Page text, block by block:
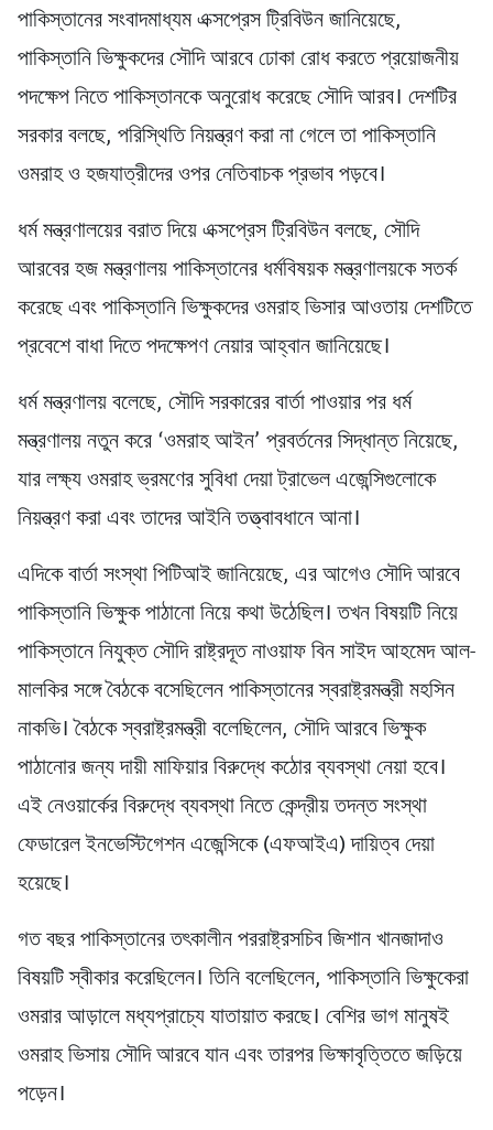
পাকিস্তানের সংবাদমাধ্যম এক্সপ্রেস ট্রিবিউন জানিয়েছে,
পাকিস্তানি ভিক্ষুকদের সৌদি আরবে ঢোকা রোধ করতে প্রয়োজনীয়
পদক্ষেপ নিতে পাকিস্তানকে অনুরোধ করেছে সৌদি আরব। দেশটির
সরকার বলছে, পরিস্থিতি নিয়ন্ত্রণ করা না গেলে তা পাকিস্তানি
ওমরাহ ও হজযাত্রীদের ওপর নেতিবাচক প্রভাব পড়বে।
ধর্ম মন্ত্রণালয়ের বরাত দিয়ে এক্সপ্রেস ট্রিবিউন বলছে, সৌদি
আরবের হজ মন্ত্রণালয় পাকিস্তানের ধর্মবিষয়ক মন্ত্রণালয়কে সতর্ক
করেছে এবং পাকিস্তানি ভিক্ষুকদের ওমরাহ ভিসার আওতায় দেশটিতে
প্রবেশে বাধা দিতে পদক্ষেপণ নেয়ার আহ্বান জানিয়েছে।
ধর্ম মন্ত্রণালয় বলেছে, সৌদি সরকারের বার্তা পাওয়ার পর ধর্ম
মন্ত্রণালয় নতুন করে ‘ওমরাহ আইন’ প্রবর্তনের সিদ্ধান্ত নিয়েছে,
যার লক্ষ্য ওমরাহ ভ্রমণের সুবিধা দেয়া ট্রাভেল এজেন্সিগুলোকে
নিয়ন্ত্রণ করা এবং তাদের আইনি তত্ত্বাবধানে আনা।
এদিকে বার্তা সংস্থা পিটিআই জানিয়েছে, এর আগেও সৌদি আরবে
পাকিস্তানি ভিক্ষুক পাঠানো নিয়ে কথা উঠেছিল। তখন বিষয়টি নিয়ে
পাকিস্তানে নিযুক্ত সৌদি রাষ্ট্রদূত নাওয়াফ বিন সাইদ আহমেদ আল-
মালকির সঙ্গে বৈঠকে বসেছিলেন পাকিস্তানের স্বরাষ্ট্রমন্ত্রী মহসিন
নাকভি। বৈঠকে স্বরাষ্ট্রমন্ত্রী বলেছিলেন, সৌদি আরবে ভিক্ষুক
পাঠানোর জন্য দায়ী মাফিয়ার বিরুদ্ধে কঠোর ব্যবস্থা নেয়া হবে।
এই নেওয়ার্কের বিরুদ্ধে ব্যবস্থা নিতে কেন্দ্রীয় তদন্ত সংস্থা
ফেডারেল ইনভেস্টিগেশন এজেন্সিকে (এফআইএ) দায়িত্ব দেয়া
হয়েছে।
গত বছর পাকিস্তানের তৎকালীন পররাষ্ট্রসচিব জিশান খানজাদাও
বিষয়টি স্বীকার করেছিলেন। তিনি বলেছিলেন, পাকিস্তানি ভিক্ষুকেরা
ওমরার আড়ালে মধ্যপ্রাচ্যে যাতায়াত করছে। বেশির ভাগ মানুষই
ওমরাহ ভিসায় সৌদি আরবে যান এবং তারপর ভিক্ষাবৃত্তিতে জড়িয়ে
পড়েন।